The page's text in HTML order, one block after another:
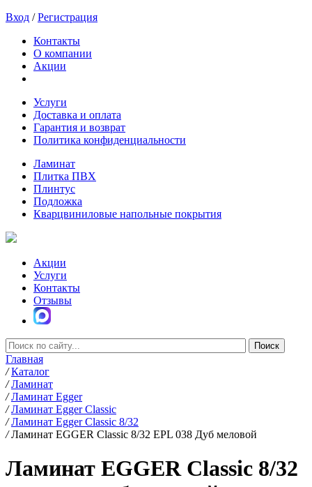
Вход /Регистрация
Контакты
О компании
Акции
Услуги
Доставка и оплата
Гарантия и возврат
Политика конфиденциальности
Ламинат
Плитка ПВХ
Плинтус
Подложка
Кварцвиниловые напольные покрытия
Акции
Услуги
Контакты
Отзывы
Главная
/ Каталог
/ Ламинат
/ Ламинат Egger
/ Ламинат Egger Classic
/ Ламинат Egger Classic 8/32
/ Ламинат EGGER Classic 8/32 EPL 038 Дуб меловой
Ламинат EGGER Classic 8/32